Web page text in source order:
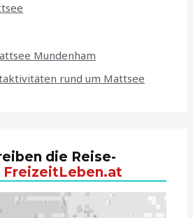
Mundenham
rund um Mattsee
die Reise-
FreizeitLeben.at